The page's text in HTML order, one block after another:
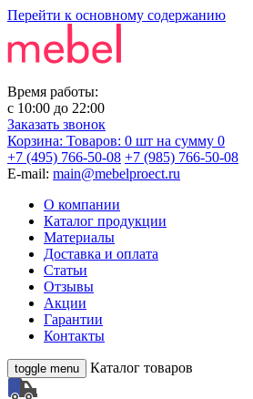
Перейти к основному содержанию
Время работы:
с 10:00 до 22:00
Заказать звонок
Корзина: Товаров: 0 шт на сумму 0
+7 (495) 766-50-08 +7 (985) 766-50-08
E-mail: main@mebelproect.ru
О компании
Каталог продукции
Материалы
Доставка и оплата
Статьи
Отзывы
Акции
Гарантии
Контакты
toggle menu Каталог товаров